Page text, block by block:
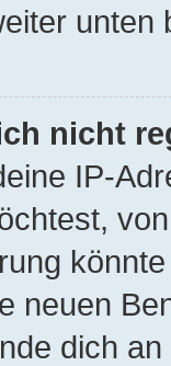
unten
nicht
IP-
neuen
dich